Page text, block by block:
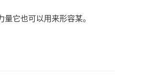
它也可以用来形容某。